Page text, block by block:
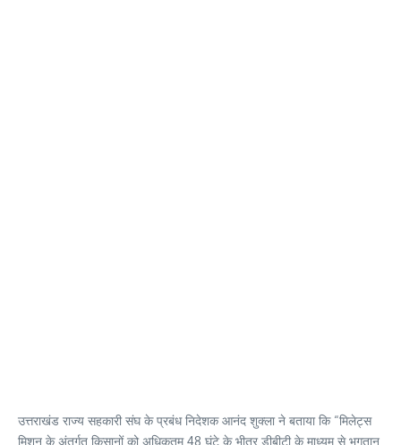
उत्तराखंड राज्य सहकारी संघ के प्रबंध निदेशक आनंद शुक्ला ने बताया कि “मिलेट्स
मिशन के अंतर्गत किसानों को अधिकतम 48 घंटे के भीतर डीबीटी के माध्यम से भुगतान